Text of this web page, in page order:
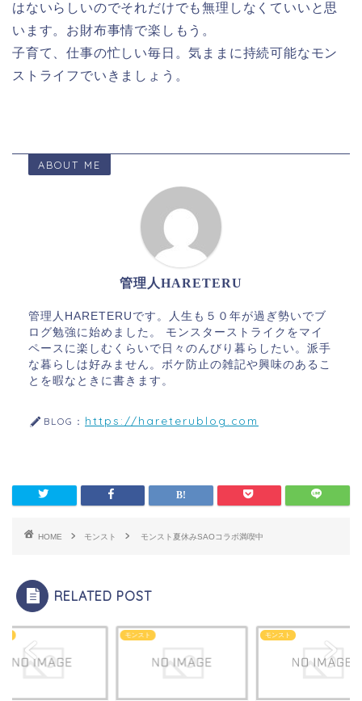
はないらしいのでそれだけでも無理しなくていいと思
います。お財布事情で楽しもう。
子育て、仕事の忙しい毎日。気ままに持続可能なモン
ストライフでいきましょう。
ABOUT ME
管理人HARETERU
管理人HARETERUです。人生も５０年が過ぎ勢いでブ
ログ勉強に始めました。 モンスターストライクをマイ
ペースに楽しむくらいで日々のんびり暮らしたい。派手
な暮らしは好みません。ボケ防止の雑記や興味のあるこ
とを暇なときに書きます。
BLOG： https://hareterublog.com
HOME モンスト モンスト夏休みSAOコラボ満喫中
RELATED POST
モンスト モンスト